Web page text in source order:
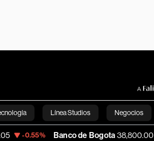
Línea Studios Negocios
English
Banco de Bogota 38,800.00 0.00%